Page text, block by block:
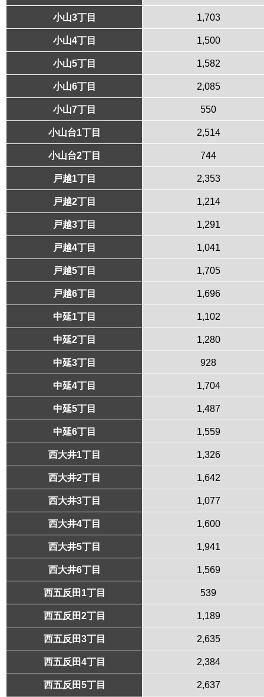
小山3丁目 1,703
小山4丁目 1,500
小山5丁目 1,582
小山6丁目 2,085
小山7丁目 550
小山台1丁目 2,514
小山台2丁目 744
戸越1丁目 2,353
戸越2丁目 1,214
戸越3丁目 1,291
戸越4丁目 1,041
戸越5丁目 1,705
戸越6丁目 1,696
中延1丁目 1,102
中延2丁目 1,280
中延3丁目 928
中延4丁目 1,704
中延5丁目 1,487
中延6丁目 1,559
西大井1丁目 1,326
西大井2丁目 1,642
西大井3丁目 1,077
西大井4丁目 1,600
西大井5丁目 1,941
西大井6丁目 1,569
西五反田1丁目 539
西五反田2丁目 1,189
西五反田3丁目 2,635
西五反田4丁目 2,384
西五反田5丁目 2,637